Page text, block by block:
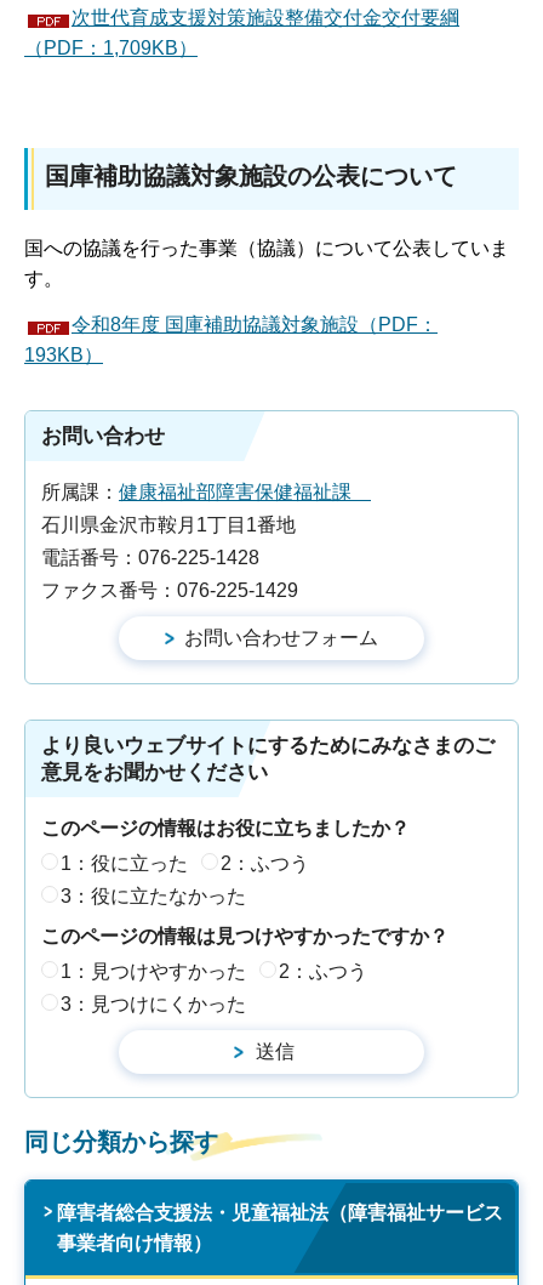
次世代育成支援対策施設整備交付金交付要綱
（PDF：1,709KB）
国庫補助協議対象施設の公表について
国への協議を行った事業（協議）について公表していま
す。
令和8年度 国庫補助協議対象施設（PDF：
193KB）
お問い合わせ
所属課： 健康福祉部障害保健福祉課
石川県金沢市鞍月1丁目1番地
電話番号：076-225-1428
ファクス番号：076-225-1429
より良いウェブサイトにするためにみなさまのご
意見をお聞かせください
このページの情報はお役に立ちましたか？
1：役に立った
2：ふつう
3：役に立たなかった
このページの情報は見つけやすかったですか？
1：見つけやすかった
2：ふつう
3：見つけにくかった
同じ分類から探す
障害者総合支援法・児童福祉法（障害福祉サービス
事業者向け情報）